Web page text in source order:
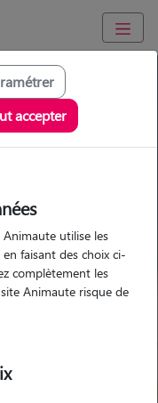
Garde chien et chat en
promenades
à
Portes-
accepter
utilise les
faisant des choix ci-
complètement les
Animaute risque de